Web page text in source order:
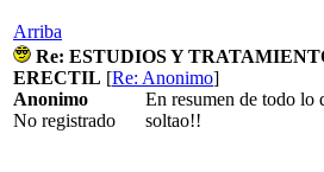
Arriba
Re: ESTUDIOS Y
ERECTIL [Re: Anonimo]
Anonimo
No registrado
En resumen de todo lo
soltao!!